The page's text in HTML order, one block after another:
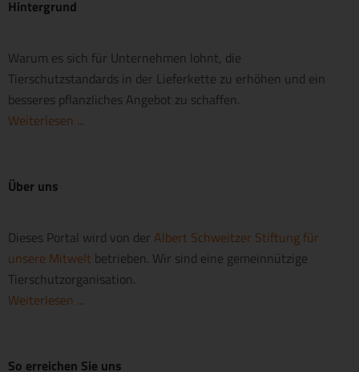
Hintergrund
Warum es sich für Unternehmen lohnt, die
Tierschutzstandards in der Lieferkette zu erhöhen und ein
besseres pflanzliches Angebot zu schaffen.
Weiterlesen ...
Über uns
Dieses Portal wird von der Albert Schweitzer Stiftung für
unsere Mitwelt betrieben. Wir sind eine gemeinnützige
Tierschutzorganisation.
Weiterlesen ...
So erreichen Sie uns